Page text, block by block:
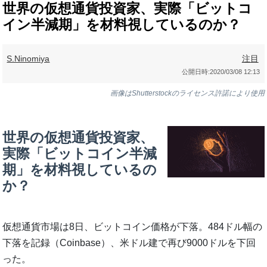
世界の仮想通貨投資家、実際「ビットコ
イン半減期」を材料視しているのか？
S.Ninomiya 注目
公開日時:2020/03/08 12:13
画像はShutterstockのライセンス許諾により使用
世界の仮想通貨投資家、
実際「ビットコイン半減
期」を材料視しているの
か？
仮想通貨市場は8日、ビットコイン価格が下落。484ドル幅の
下落を記録（Coinbase）、米ドル建で再び9000ドルを下回
った。